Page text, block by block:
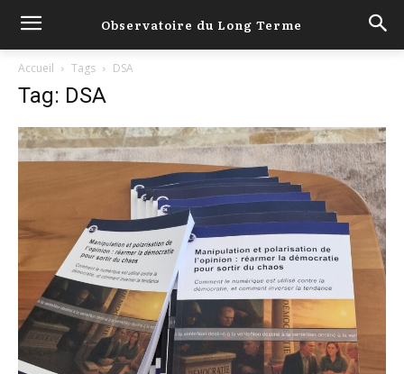
Observatoire du Long Terme
Accueil Tags DSA
Tag: DSA